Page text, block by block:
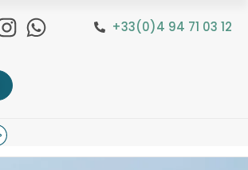
+33(0)4 94 71 03 12